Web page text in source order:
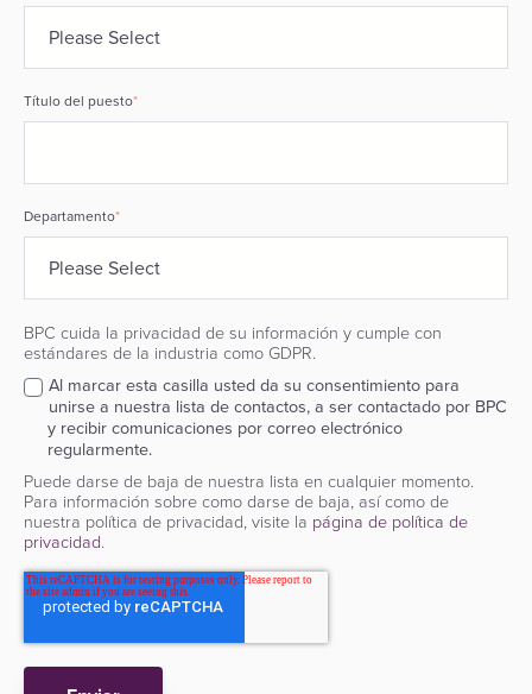
Título del puesto*
Departamento*
BPC cuida la privacidad de su información y cumple con
estándares de la industria como GDPR.
Al marcar esta casilla usted da su consentimiento para
unirse a nuestra lista de contactos, a ser contactado por BPC
y recibir comunicaciones por correo electrónico
regularmente.
Puede darse de baja de nuestra lista en cualquier momento.
Para información sobre como darse de baja, así como de
nuestra política de privacidad, visite la página de política de
privacidad.